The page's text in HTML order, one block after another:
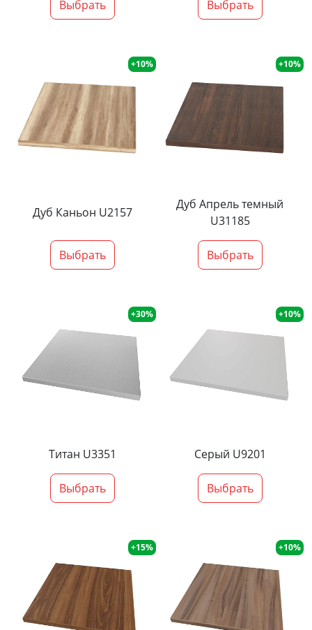
Выбрать Выбрать
+10%
Дуб Каньон U2157
Выбрать
+10%
Дуб Апрель темный
U31185
Выбрать
+30%
Титан U3351
Выбрать
+10%
Серый U9201
Выбрать
+15% +10%